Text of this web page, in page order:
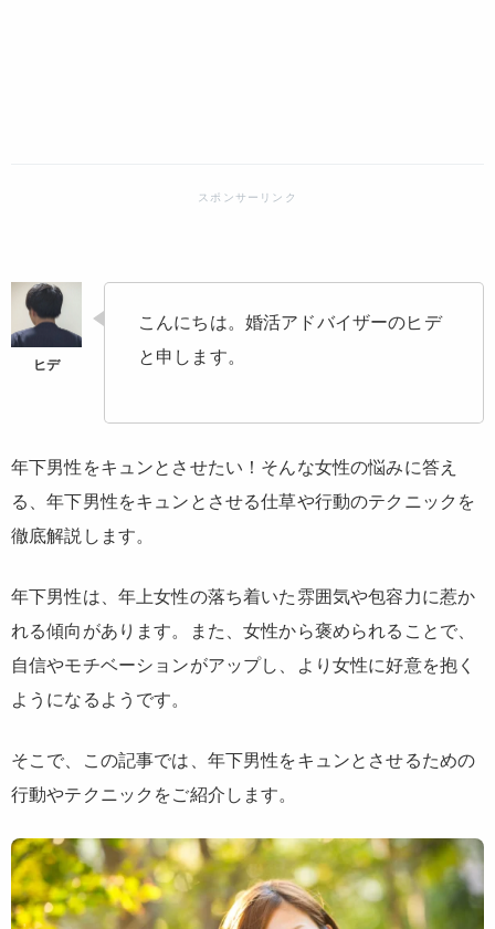
こんにちは。婚活アドバイザーのヒデ
と申します。
年下男性をキュンとさせたい！そんな女性の悩みに答え
る、年下男性をキュンとさせる仕草や行動のテクニックを
徹底解説します。
年下男性は、年上女性の落ち着いた雰囲気や包容力に惹か
れる傾向があります。また、女性から褒められることで、
自信やモチベーションがアップし、より女性に好意を抱く
ようになるようです。
そこで、この記事では、年下男性をキュンとさせるための
行動やテクニックをご紹介します。